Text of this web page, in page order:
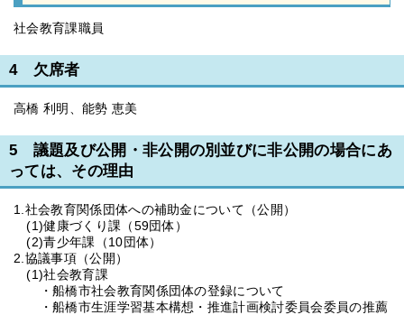
社会教育課職員
4 欠席者
高橋 利明、能勢 恵美
5 議題及び公開・非公開の別並びに非公開の場合にあ
っては、その理由
1.社会教育関係団体への補助金について（公開）
(1)健康づくり課（59団体）
(2)青少年課（10団体）
2.協議事項（公開）
(1)社会教育課
・船橋市社会教育関係団体の登録について
・船橋市生涯学習基本構想・推進計画検討委員会委員の推薦